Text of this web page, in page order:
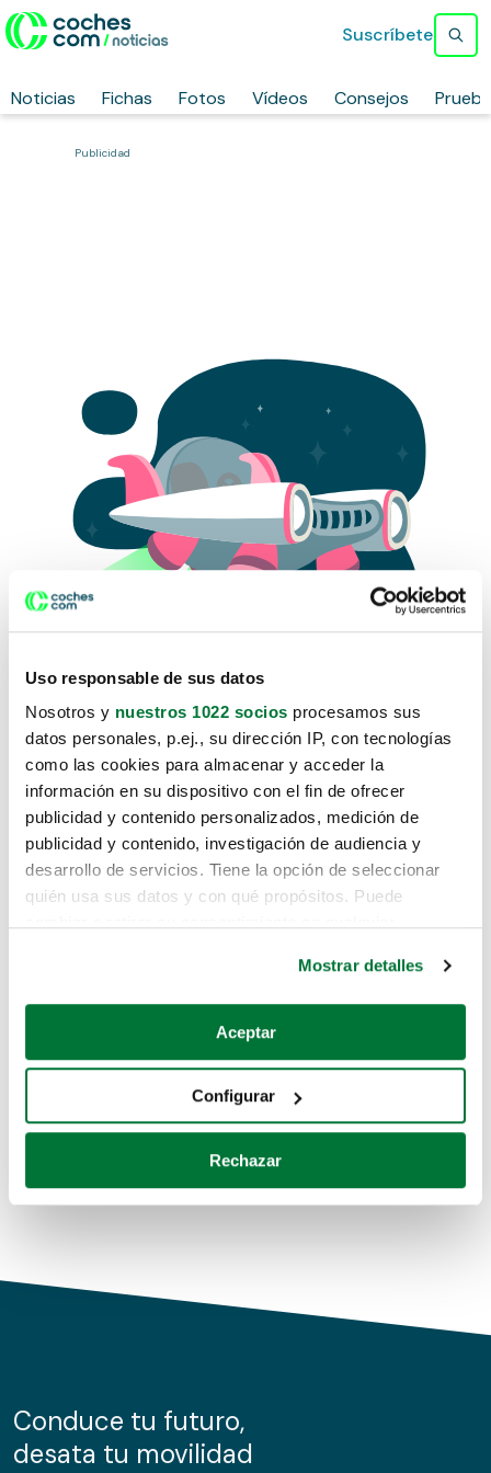
Uso responsable de sus datos
Nosotros y nuestros 1022 socios procesamos sus
datos personales, p.ej., su dirección IP, con tecnologías
como las cookies para almacenar y acceder la
información en su dispositivo con el fin de ofrecer
publicidad y contenido personalizados, medición de
publicidad y contenido, investigación de audiencia y
desarrollo de servicios. Tiene la opción de seleccionar
quién usa sus datos y con qué propósitos. Puede
Si lo permite, también quisiéramos:
Recopilar información sobre su ubicación geográfica
Identificar su dispositivo analizándolo activamente
para buscar características específicas (huellas
Obtenga más información sobre cómo se procesan sus
de cookies.
información sobre el uso que haga del sitio web con
nuestros partners de redes sociales, publicidad y análisis
Mostrar detalles
Aceptar
Configurar
Rechazar
Noticias Fichas Fotos Vídeos Consejos
Suscríbete
Publicidad
Lo sentimos, no sabemos como
te hemos traido hasta aquí.
Pero puedes encontrar el coche que estás
buscando en alguno de estos enlaces:
Coches de segunda mano
Coches de km0
Conduce tu futuro,
desata tu movilidad